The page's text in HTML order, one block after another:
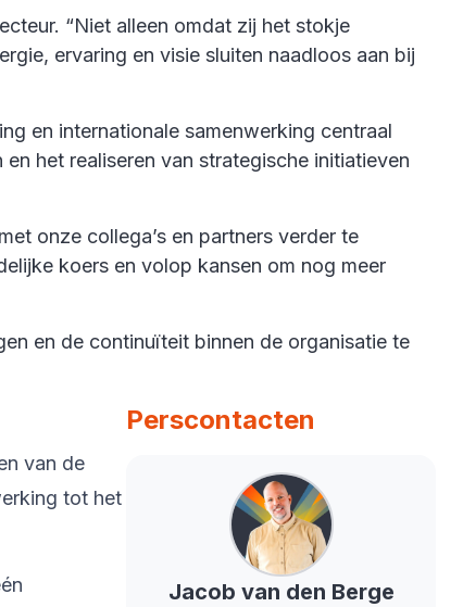
“Niet alleen omdat zij het stokje
ervaring en visie sluiten naadloos aan bij
en internationale samenwerking centraal
het realiseren van strategische initiatieven
onze collega’s en partners verder te
koers en volop kansen om nog meer
en de continuïteit binnen de organisatie te
van de
tot het
Perscontacten
Jacob van den Berge